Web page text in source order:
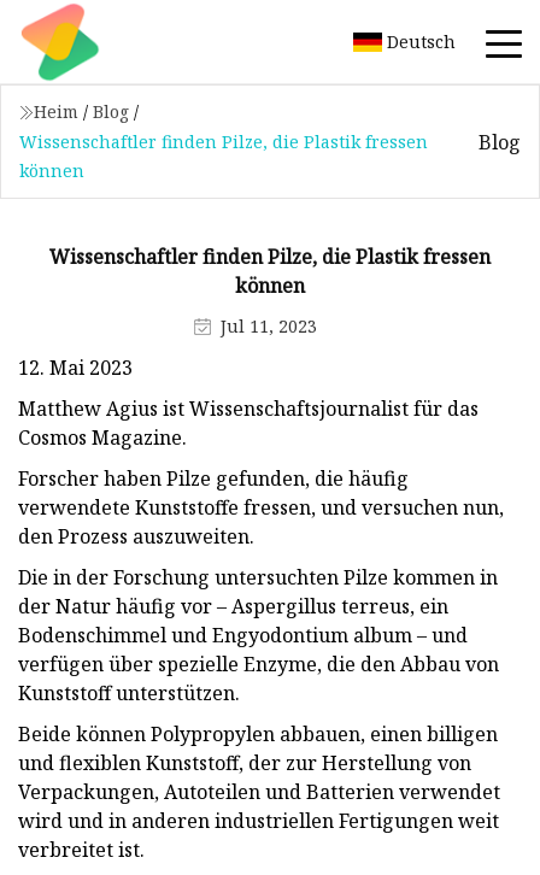
Deutsch
Heim / Blog /
Wissenschaftler finden Pilze, die Plastik fressen
können
Blog
Wissenschaftler finden Pilze, die Plastik fressen
können
Jul 11, 2023
12. Mai 2023
Matthew Agius ist Wissenschaftsjournalist für das
Cosmos Magazine.
Forscher haben Pilze gefunden, die häufig
verwendete Kunststoffe fressen, und versuchen nun,
den Prozess auszuweiten.
Die in der Forschung untersuchten Pilze kommen in
der Natur häufig vor – Aspergillus terreus, ein
Bodenschimmel und Engyodontium album – und
verfügen über spezielle Enzyme, die den Abbau von
Kunststoff unterstützen.
Beide können Polypropylen abbauen, einen billigen
und flexiblen Kunststoff, der zur Herstellung von
Verpackungen, Autoteilen und Batterien verwendet
wird und in anderen industriellen Fertigungen weit
verbreitet ist.